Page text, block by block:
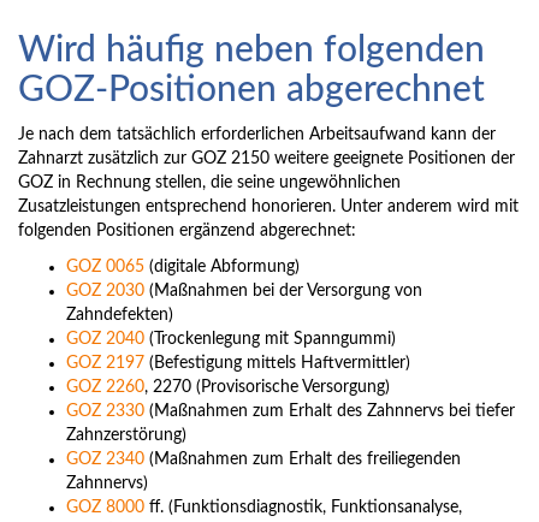
Wird häufig neben folgenden
GOZ-Positionen abgerechnet
Je nach dem tatsächlich erforderlichen Arbeitsaufwand kann der
Zahnarzt zusätzlich zur GOZ 2150 weitere geeignete Positionen der
GOZ in Rechnung stellen, die seine ungewöhnlichen
Zusatzleistungen entsprechend honorieren. Unter anderem wird mit
folgenden Positionen ergänzend abgerechnet:
GOZ 0065 (digitale Abformung)
GOZ 2030 (Maßnahmen bei der Versorgung von
Zahndefekten)
GOZ 2040 (Trockenlegung mit Spanngummi)
GOZ 2197 (Befestigung mittels Haftvermittler)
GOZ 2260, 2270 (Provisorische Versorgung)
GOZ 2330 (Maßnahmen zum Erhalt des Zahnnervs bei tiefer
Zahnzerstörung)
GOZ 2340 (Maßnahmen zum Erhalt des freiliegenden
Zahnnervs)
GOZ 8000 ff. (Funktionsdiagnostik, Funktionsanalyse,